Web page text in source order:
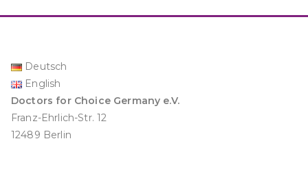
Deutsch
English
Doctors for Choice Germany e.V.
Franz-Ehrlich-Str. 12
12489 Berlin